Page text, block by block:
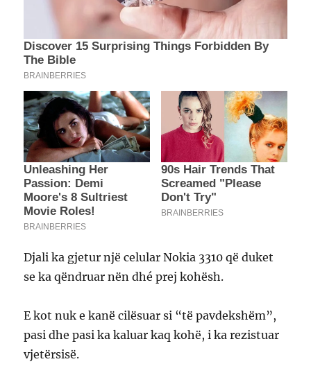
Djali ka gjetur një celular Nokia 3310 që duket
se ka qëndruar nën dhé prej kohësh.
E kot nuk e kanë cilësuar si “të pavdekshëm”,
pasi dhe pasi ka kaluar kaq kohë, i ka rezistuar
vjetërsisë.